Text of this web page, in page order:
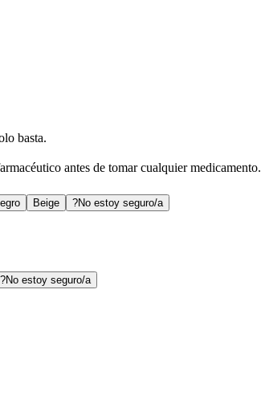
basta.
antes de tomar cualquier medicamento.
Beige ?No estoy seguro/a
?No estoy seguro/a